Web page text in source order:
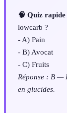
🧠 Quiz rapide
lowcarb ?
- A) Pain
- B) Avocat
- C) Fruits
Réponse : B —
en glucides.